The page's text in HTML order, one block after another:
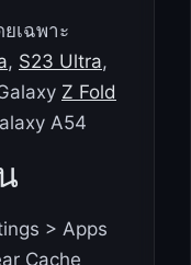
เฉพาะ
, S23 Ultra,
Z Fold
A54
> Apps
Cache